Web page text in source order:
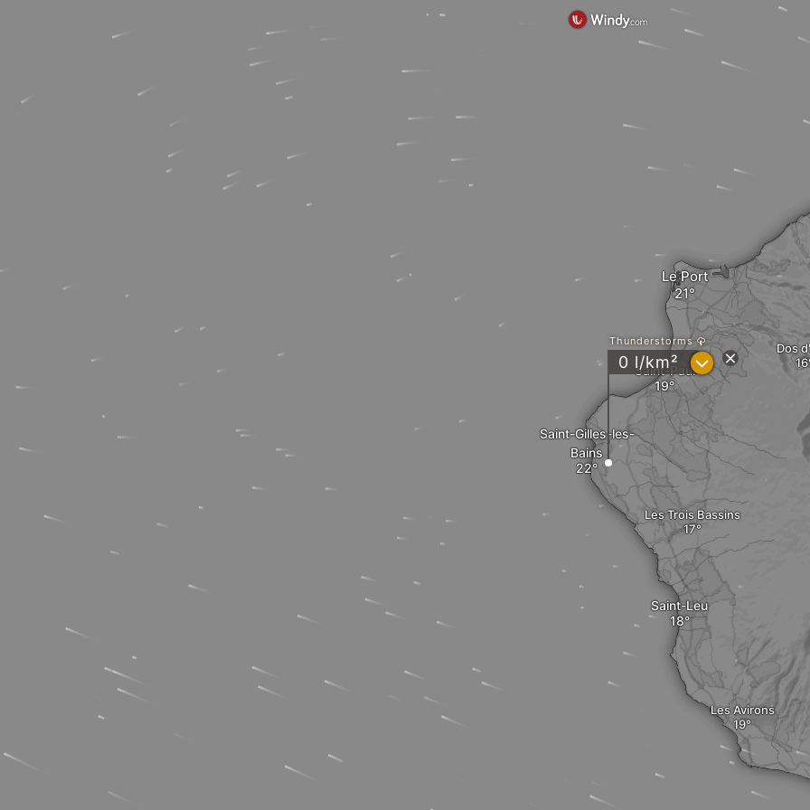
Saint-Gilles-les-
Bains
Saint-Paul
Les Trois Bassins
Le Port
Les Avirons
Saint-Leu
Dos
Thunderstorms
0 l/km² ?